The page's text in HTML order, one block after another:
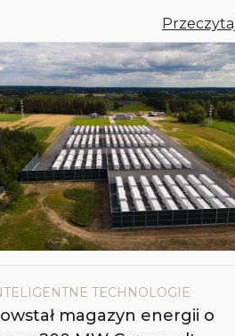
TECHNOLOGIE
magazyn energii o